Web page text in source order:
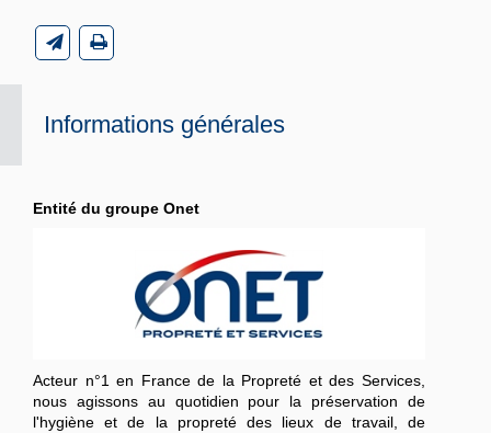
Informations générales
Entité du groupe Onet
Acteur n°1 en France de la Propreté et des Services,
nous agissons au quotidien pour la préservation de
l'hygiène et de la propreté des lieux de travail, de